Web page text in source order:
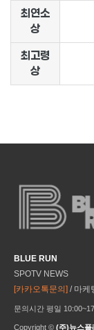
최연소
상
최고령
상
BLUE RUN
SPOTV NEWS
[카카오톡문의] / 마케
문의시간 평일
Copyright © (주)뉴스플